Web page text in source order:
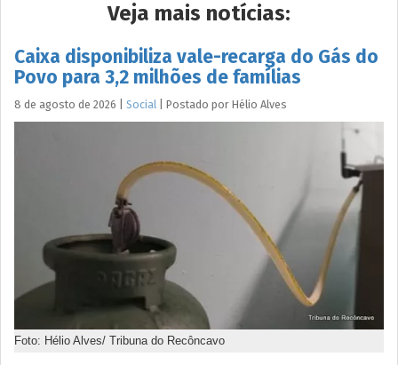
Veja mais notícias:
Caixa disponibiliza vale-recarga do Gás do
Povo para 3,2 milhões de famílias
8 de agosto de 2026 Social Postado por Hélio Alves
Foto: Hélio Alves/ Tribuna do Recôncavo